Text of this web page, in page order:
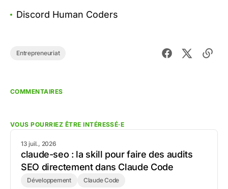
Discord Human Coders
Entrepreneuriat
COMMENTAIRES
VOUS POURRIEZ ÊTRE INTÉRESSÉ·E
13 juil., 2026
claude-seo : la skill pour faire des audits
SEO directement dans Claude Code
Développement Claude Code